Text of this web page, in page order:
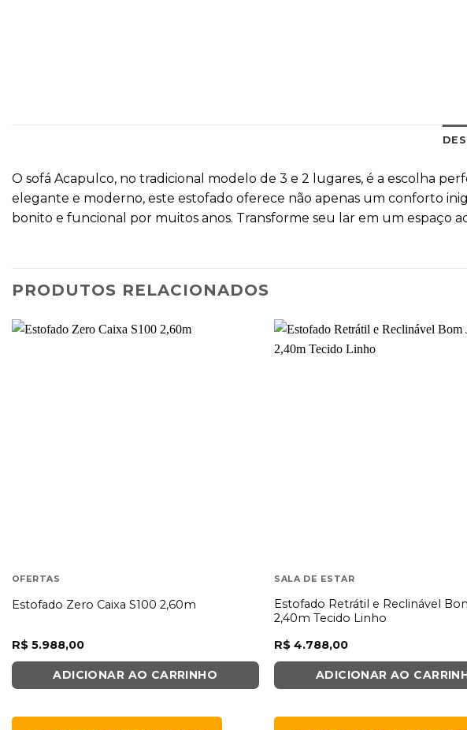
O sofá Acapulco, no tradicional modelo de 3 e 2 lugares, é a escolha
elegante e moderno, este estofado oferece não apenas um conforto
bonito e funcional por muitos anos. Transforme seu lar em um espaço
PRODUTOS RELACIONADOS
OFERTAS
Estofado Zero Caixa S100 2,60m
R$5.988,00
ADICIONAR AO CARRINHO
SALA DE ESTAR
Estofado Retrátil e Reclinável
2,40m Tecido Linho
R$ 4.788,00
ADICIONAR AO